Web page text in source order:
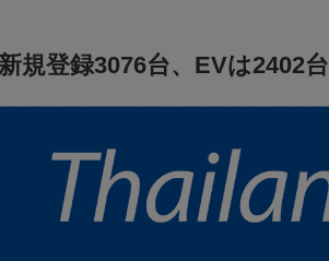
規登録3076台、EVは2402台